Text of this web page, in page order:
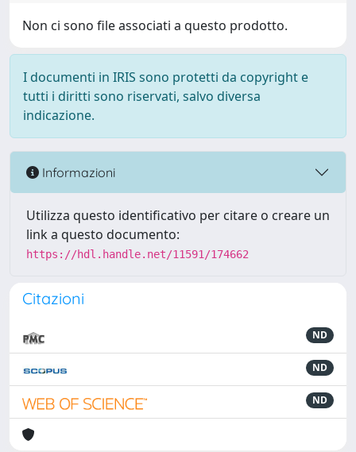
Non ci sono file associati a questo prodotto.
I documenti in IRIS sono protetti da copyright e
tutti i diritti sono riservati, salvo diversa
indicazione.
Informazioni
Utilizza questo identificativo per citare o creare un
link a questo documento:
https://hdl.handle.net/11591/174662
Citazioni
ND
ND
ND